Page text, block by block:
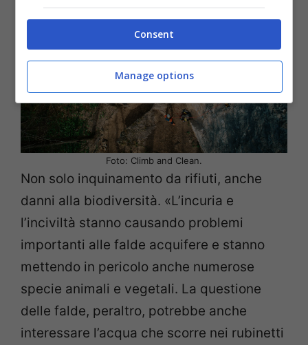
Foto: Climb and Clean.
Non solo inquinamento da rifiuti, anche
danni alla biodiversità. «L’incuria e
l’inciviltà stanno causando problemi
importanti alle falde acquifere e stanno
mettendo in pericolo anche numerose
specie animali e vegetali. La questione
delle falde, peraltro, potrebbe anche
interessare l’acqua che scorre nei rubinetti
Consent
Manage options